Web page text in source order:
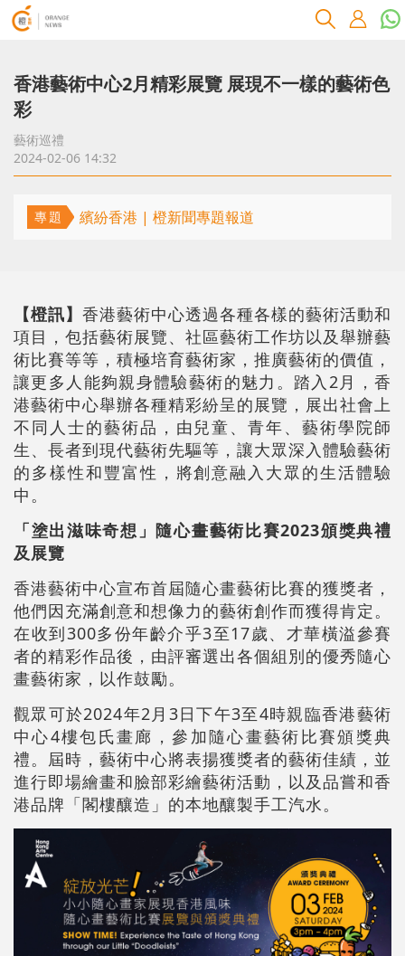
香港藝術中心2月精彩展覽 展現不一樣的藝術色
彩
藝術巡禮
2024-02-06 14:32
專題 繽紛香港 | 橙新聞專題報道
【橙訊】 香港藝術中心透過各種各樣的藝術活動和
項目，包括藝術展覽、社區藝術工作坊以及舉辦藝
術比賽等等，積極培育藝術家，推廣藝術的價值，
讓更多人能夠親身體驗藝術的魅力。踏入2月，香
港藝術中心舉辦各種精彩紛呈的展覽，展出社會上
不同人士的藝術品，由兒童、青年、藝術學院師
生、長者到現代藝術先驅等，讓大眾深入體驗藝術
的多樣性和豐富性，將創意融入大眾的生活體驗
中。
「塗出滋味奇想」隨心畫藝術比賽2023頒獎典禮
及展覽
香港藝術中心宣布首屆隨心畫藝術比賽的獲獎者，
他們因充滿創意和想像力的藝術創作而獲得肯定。
在收到300多份年齡介乎3至17歲、才華橫溢參賽
者的精彩作品後，由評審選出各個組別的優秀隨心
畫藝術家，以作鼓勵。
觀眾可於2024年2月3日下午3至4時親臨香港藝術
中心4樓包氏畫廊，參加隨心畫藝術比賽頒獎典
禮。屆時，藝術中心將表揚獲獎者的藝術佳績，並
進行即場繪畫和臉部彩繪藝術活動，以及品嘗和香
港品牌「閣樓釀造」的本地釀製手工汽水。